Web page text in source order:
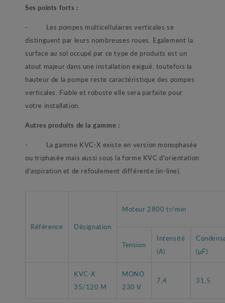
Ses points forts :
- Les pompes multicellulaires verticales se
distinguent par leurs nombreuses roues. Egalement la
surface au sol occupé par ce type de produits est un
atout majeur dans une installation exiguë, toutefois la
hauteur de la pompe reste caractéristique des pompes
verticales. Fiable et robuste elle sera parfaite pour
votre installation.
Autres produits de la gamme :
- La gamme KVC-X existe en version monophasée
ou triphasée mais aussi sous la forme KVC d’orientation
d’aspiration et de refoulement différente (in-line).
Référence Désignation
Moteur 2800 tr/min
Tension
Intensité
(A)
(µF)
KVC-X
35/120 M
MONO
230 V
7,4 31,5